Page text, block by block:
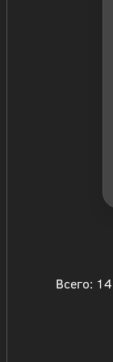
Всего: 14